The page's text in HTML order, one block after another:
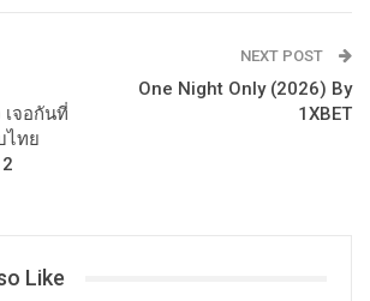
จอกันที่
ไทย
NEXT POST
One Night Only (2026) By
1XBET
Like